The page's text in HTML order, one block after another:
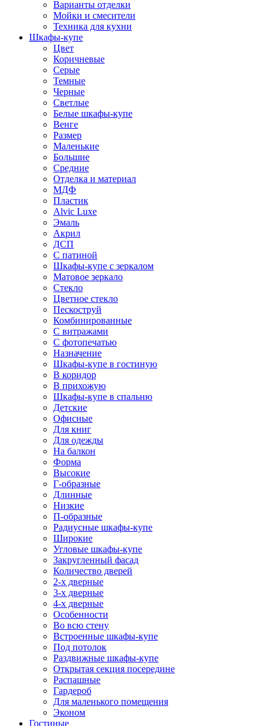
Варианты отделки
Мойки и смесители
Техника для кухни
Шкафы-купе
Цвет
Коричневые
Серые
Темные
Черные
Светлые
Белые шкафы-купе
Венге
Размер
Маленькие
Большие
Средние
Отделка и материал
МДФ
Пластик
Alvic Luxe
Эмаль
Акрил
ДСП
С патиной
Шкафы-купе с зеркалом
Матовое зеркало
Стекло
Цветное стекло
Пескоструй
Комбинированные
С витражами
С фотопечатью
Назначение
Шкафы-купе в гостиную
В коридор
В прихожую
Шкафы-купе в спальню
Детские
Офисные
Для книг
Для одежды
На балкон
Форма
Высокие
Г-образные
Длинные
Низкие
П-образные
Радиусные шкафы-купе
Широкие
Угловые шкафы-купе
Закругленный фасад
Количество дверей
2-х дверные
3-х дверные
4-х дверные
Особенности
Во всю стену
Встроенные шкафы-купе
Под потолок
Раздвижные шкафы-купе
Открытая секция посередине
Распашные
Гардероб
Для маленького помещения
Эконом
Гостиные